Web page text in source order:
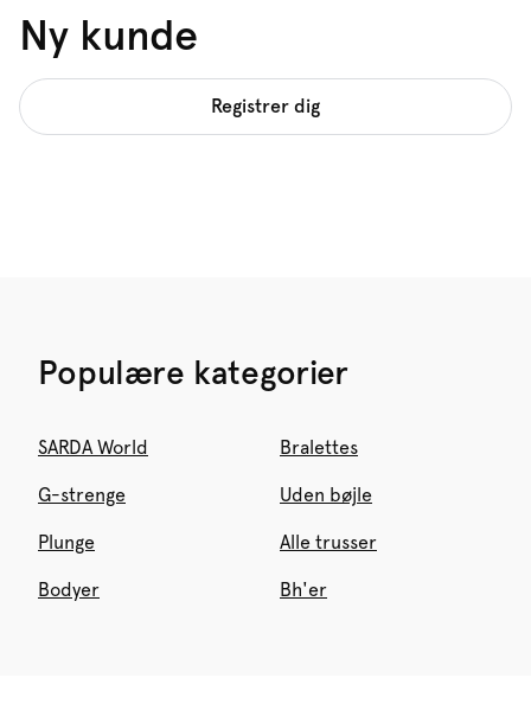
Ny kunde
Registrer dig
Populære kategorier
SARDA World Bralettes
G-strenge Uden bøjle
Plunge Alle trusser
Bodyer Bh'er